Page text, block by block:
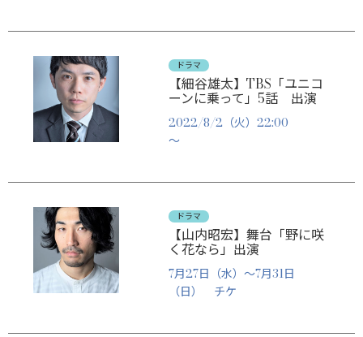
ドラマ
【細谷雄太】TBS「ユニコ
ーンに乗って」5話 出演
2022/8/2（火）22:00
～
ドラマ
【山内昭宏】舞台「野に咲
く花なら」出演
7月27日（水）～7月31日
（日） チケ